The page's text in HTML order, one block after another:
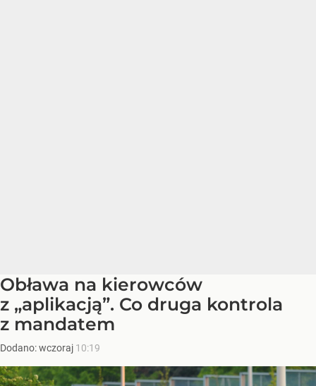
Obława na kierowców
z „aplikacją”. Co druga kontrola
z mandatem
Dodano:wczoraj 10:19